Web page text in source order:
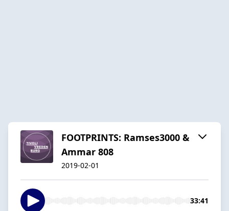
FOOTPRINTS: Ramses3000 &
Ammar 808
2019-02-01
33:41